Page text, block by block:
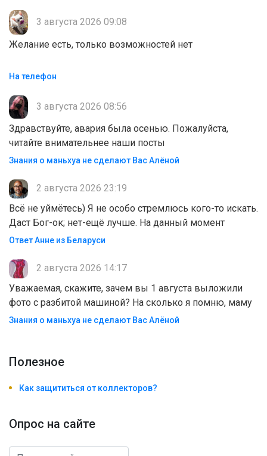
3 августа 2026 09:08
Желание есть, только возможностей нет
На телефон
3 августа 2026 08:56
Здравствуйте, авария была осенью. Пожалуйста,
читайте внимательнее наши посты
Знания о маньхуа не сделают Вас Алëной
2 августа 2026 23:19
Всё не уймётесь) Я не особо стремлюсь кого-то искать.
Даст Бог-ок; нет-ещё лучше. На данный момент
Ответ Анне из Беларуси
2 августа 2026 14:17
Уважаемая, скажите, зачем вы 1 августа выложили
фото с разбитой машиной? На сколько я помню, маму
Знания о маньхуа не сделают Вас Алëной
Полезноe
Как защититься от коллекторов?
Опрос на сайте